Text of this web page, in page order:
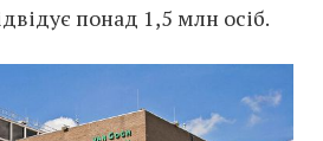
понад 1,5 млн осіб.